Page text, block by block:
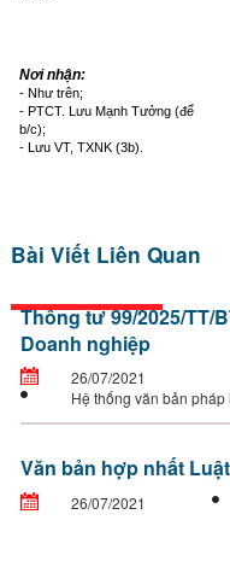
Nơi nhận:
- Như trên;
- PTCT. Lưu Mạnh Tưởng (để
b/c);
- Lưu VT, TXNK (3b).
Bài Viết Liên Quan
Thông tư 99/2025/TT/
Doanh nghiệp
26/07/2021
Hệ thống văn bản pháp
Văn bản hợp nhất
26/07/2021